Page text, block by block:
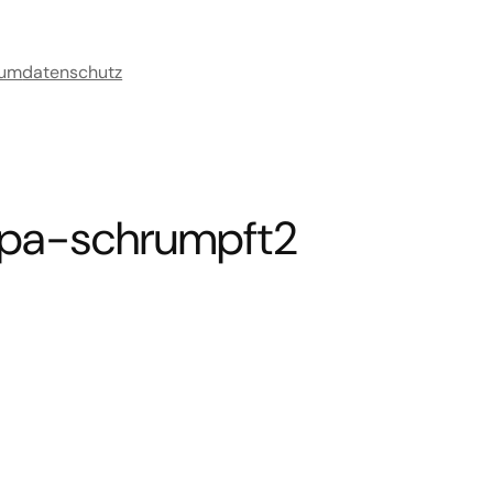
datenschutz
schrumpft2